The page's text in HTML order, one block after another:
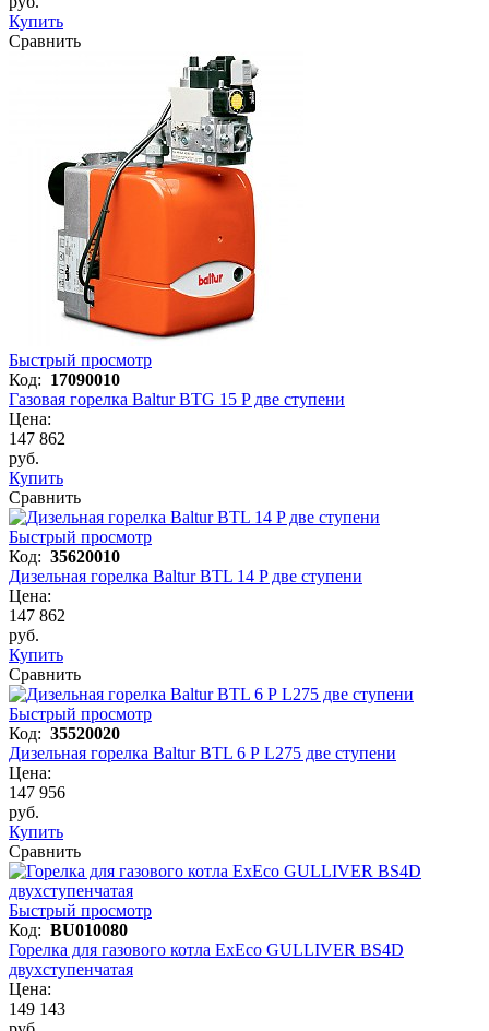
Купить
Сравнить
Быстрый просмотр
Код: 17090010
Газовая горелка Baltur BTG 15 P две ступени
Цена:
147 862
руб.
Купить
Сравнить
Быстрый просмотр
Код: 35620010
Дизельная горелка Baltur BTL 14 P две ступени
Цена:
147 862
руб.
Купить
Сравнить
Быстрый просмотр
Код: 35520020
Дизельная горелка Baltur BTL 6 P L275 две ступени
Цена:
147 956
руб.
Купить
Сравнить
Быстрый просмотр
Код: BU010080
Горелка для газового котла ExEco GULLIVER BS4D
двухступенчатая
Цена:
149 143